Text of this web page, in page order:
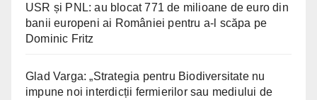
USR și PNL: au blocat 771 de milioane de euro din
banii europeni ai României pentru a-l scăpa pe
Dominic Fritz
Glad Varga: „Strategia pentru Biodiversitate nu
impune noi interdicții fermierilor sau mediului de